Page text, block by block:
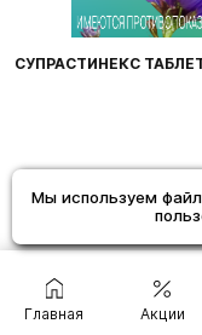
Мы используем
Главная Акции
ФАРИНГОСЕПТ